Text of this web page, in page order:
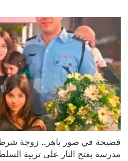
فضيحة في صور باهر.. زوجة
مدرسة يفتح النار على تربية